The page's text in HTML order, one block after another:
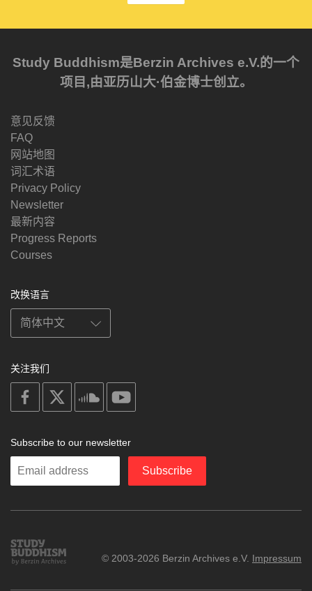
Study Buddhism是Berzin Archives e.V.的一个
项目,由亚历山大·伯金博士创立。
意见反馈
FAQ
网站地图
词汇术语
Privacy Policy
Newsletter
最新内容
Progress Reports
Courses
改换语言
关注我们
on
facebook
soundcloud
Subscribe to our newsletter
Enter
Subscribe
Study
Buddhism
© 2003-2026 Berzin Archives e.V. Impressum